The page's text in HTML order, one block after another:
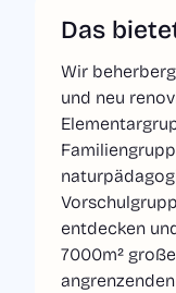
Impressum
Verein
Das
Wir
und neu
entdecken
7000m²